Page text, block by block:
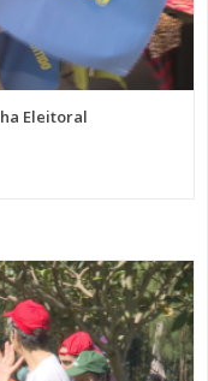
Eleitoral